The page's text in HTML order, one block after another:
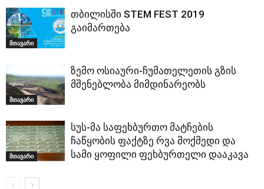
მთავარი
თბილისში STEM FEST 2019
გაიმართება
მთავარი
ზემო ოსიაური-ჩუმათელეთის გზის
მშენებლობა მიმდინარეობს
მთავარი
სუს-მა საფეხბურთო მატჩების
ჩაწყობის ფაქტზე რვა მოქმედი და
სამი ყოფილი ფეხბურთელი დააკავა